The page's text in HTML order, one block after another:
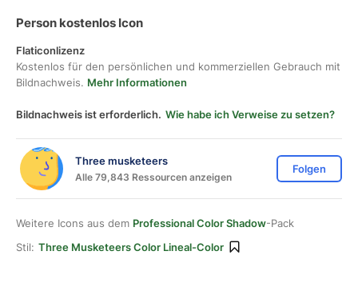
Person kostenlos Icon
Flaticonlizenz
Kostenlos für den persönlichen und kommerziellen Gebrauch mit
Bildnachweis. Mehr Informationen
Bildnachweis ist erforderlich. Wie habe ich Verweise zu setzen?
Three musketeers
Alle 79,843 Ressourcen anzeigen
Folgen
Weitere Icons aus dem Professional Color Shadow-Pack
Stil: Three Musketeers Color Lineal-Color